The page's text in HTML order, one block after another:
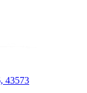
43573